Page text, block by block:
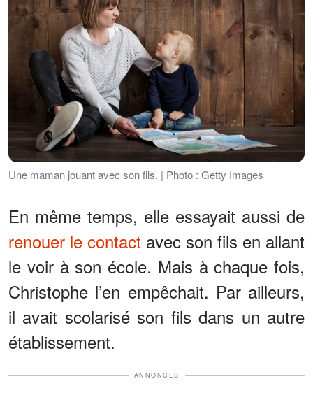
Une maman jouant avec son fils. | Photo : Getty Images
En même temps, elle essayait aussi de
renouer le contact avec son fils en allant
le voir à son école. Mais à chaque fois,
Christophe l’en empêchait. Par ailleurs,
il avait scolarisé son fils dans un autre
établissement.
ANNONCES